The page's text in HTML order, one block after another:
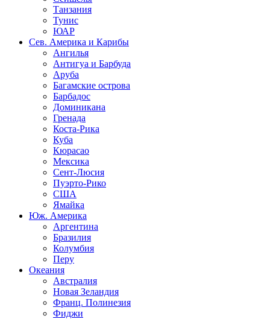
Танзания
Тунис
ЮАР
Сев. Америка и Карибы
Ангилья
Антигуа и Барбуда
Аруба
Багамские острова
Барбадос
Доминикана
Гренада
Коста-Рика
Куба
Кюрасао
Мексика
Сент-Люсия
Пуэрто-Рико
США
Ямайка
Юж. Америка
Аргентина
Бразилия
Колумбия
Перу
Океания
Австралия
Новая Зеландия
Франц. Полинезия
Фиджи